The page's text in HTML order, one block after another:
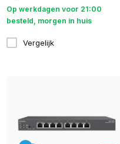
Op werkdagen voor 21:00
besteld, morgen in huis
Vergelijk